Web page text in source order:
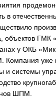
в
объектов ГМК
у ОКБ
Компания уже
и системы
ШПМ.